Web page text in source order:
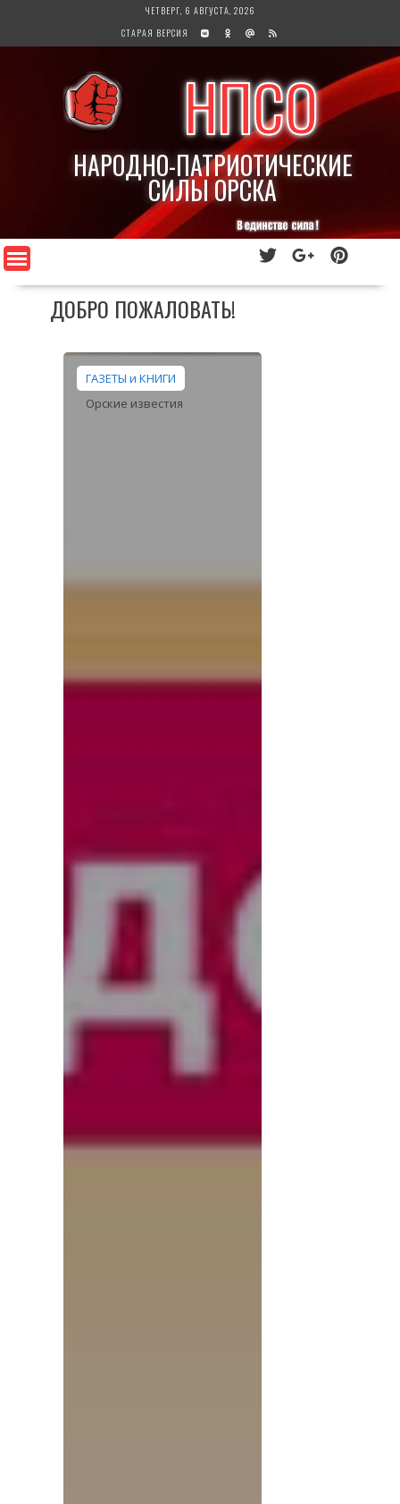
содержимому
ЧЕТВЕРГ, 6 АВГУСТА, 2026
СТАРАЯ ВЕРСИЯ
НПСО
НАРОДНО-ПАТРИОТИЧЕСКИЕ
СИЛЫ ОРСКА
ДОБРО ПОЖАЛОВАТЬ!
ГАЗЕТЫ и КНИГИ
Орские известия